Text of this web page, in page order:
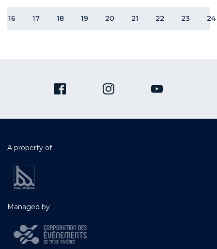
16 17 18 19 20 21 22 23 24
A property of
Managed by